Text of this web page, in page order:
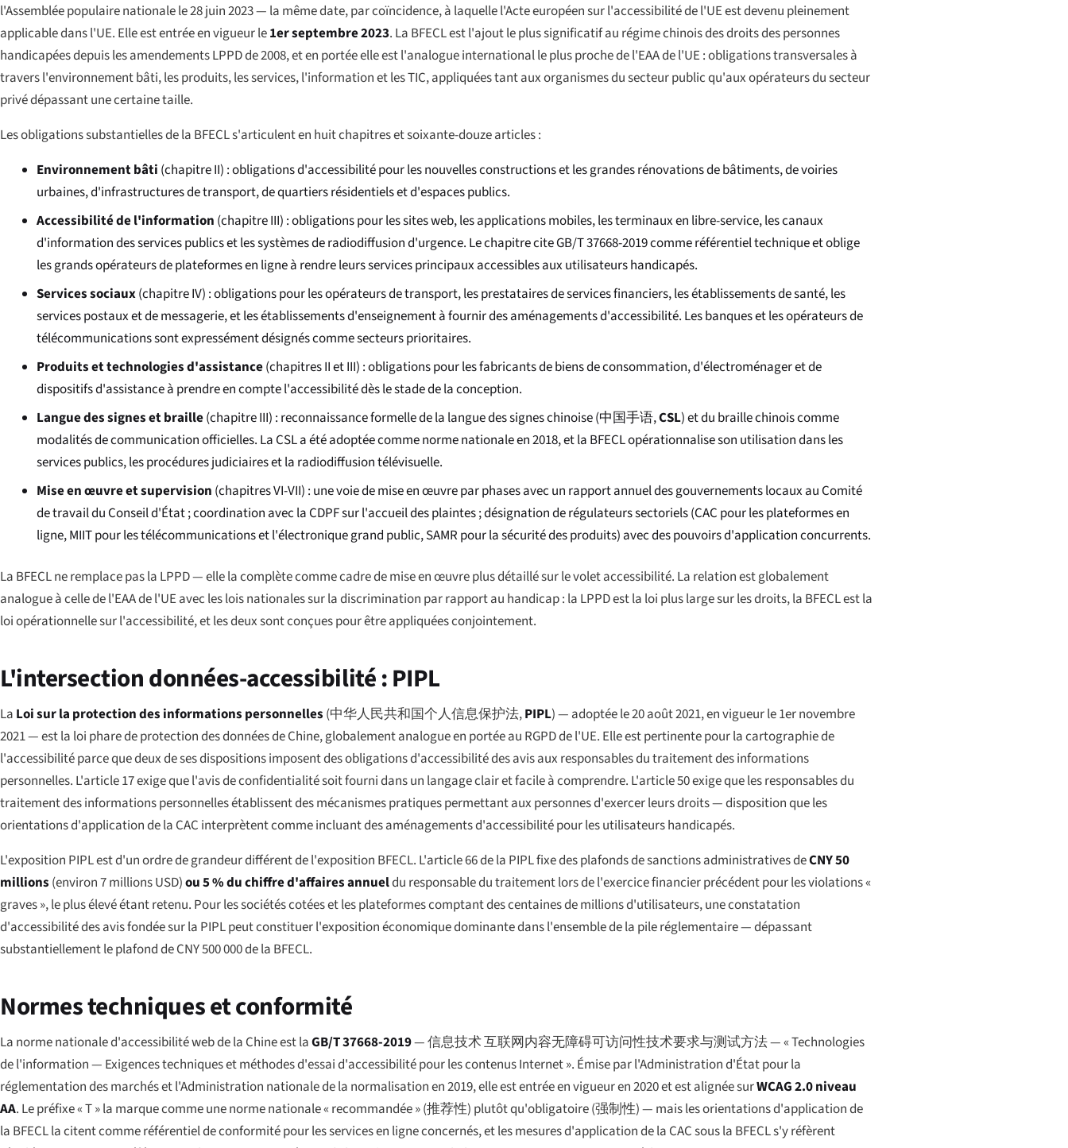
l'Assemblée populaire nationale le 28 juin 2023 — la même date, par coïncidence, à laquelle l'Acte européen sur l'accessibilité de l'UE est devenu pleinement
applicable dans l'UE. Elle est entrée en vigueur le1er septembre 2023. La BFECL est l'ajout le plus significatif au régime chinois des droits des personnes
handicapées depuis les amendements LPPD de 2008, et en portée elle est l'analogue international le plus proche de l'EAA de l'UE : obligations transversales à
travers l'environnement bâti, les produits, les services, l'information et les TIC, appliquées tant aux organismes du secteur public qu'aux opérateurs du secteur
privé dépassant une certaine taille.
Les obligations substantielles de la BFECL s'articulent en huit chapitres et soixante-douze articles :
Environnement bâti (chapitre II) : obligations d'accessibilité pour les nouvelles constructions et les grandes rénovations de bâtiments, de voiries
urbaines, d'infrastructures de transport, de quartiers résidentiels et d'espaces publics.
Accessibilité de l'information (chapitre III) : obligations pour les sites web, les applications mobiles, les terminaux en libre-service, les canaux
d'information des services publics et les systèmes de radiodiffusion d'urgence. Le chapitre cite GB/T 37668-2019 comme référentiel technique et oblige
les grands opérateurs de plateformes en ligne à rendre leurs services principaux accessibles aux utilisateurs handicapés.
Services sociaux(chapitre IV) : obligations pour les opérateurs de transport, les prestataires de services financiers, les établissements de santé, les
services postaux et de messagerie, et les établissements d'enseignement à fournir des aménagements d'accessibilité. Les banques et les opérateurs de
télécommunications sont expressément désignés comme secteurs prioritaires.
Produits et technologies d'assistance(chapitres II et III) : obligations pour les fabricants de biens de consommation, d'électroménager et de
dispositifs d'assistance à prendre en compte l'accessibilité dès le stade de la conception.
Langue des signes et braille(chapitre III) : reconnaissance formelle de la langue des signes chinoise (中国手语,CSL) et du braille chinois comme
modalités de communication officielles. La CSL a été adoptée comme norme nationale en 2018, et la BFECL opérationnalise son utilisation dans les
services publics, les procédures judiciaires et la radiodiffusion télévisuelle.
Mise en œuvre et supervision (chapitres VI-VII) : une voie de mise en œuvre par phases avec un rapport annuel des gouvernements locaux au Comité
de travail du Conseil d'État ; coordination avec la CDPF sur l'accueil des plaintes ; désignation de régulateurs sectoriels (CAC pour les plateformes en
ligne, MIIT pour les télécommunications et l'électronique grand public, SAMR pour la sécurité des produits) avec des pouvoirs d'application concurrents.
La BFECL ne remplace pas la LPPD — elle la complète comme cadre de mise en œuvre plus détaillé sur le volet accessibilité. La relation est globalement
analogue à celle de l'EAA de l'UE avec les lois nationales sur la discrimination par rapport au handicap : la LPPD est la loi plus large sur les droits, la BFECL est la
loi opérationnelle sur l'accessibilité, et les deux sont conçues pour être appliquées conjointement.
L'intersection données-accessibilité : PIPL
La Loi sur la protection des informations personnelles (中华人民共和国个人信息保护法,PIPL) — adoptée le 20 août 2021, en vigueur le 1er novembre
2021 — est la loi phare de protection des données de Chine, globalement analogue en portée au RGPD de l'UE. Elle est pertinente pour la cartographie de
l'accessibilité parce que deux de ses dispositions imposent des obligations d'accessibilité des avis aux responsables du traitement des informations
personnelles. L'article 17 exige que l'avis de confidentialité soit fourni dans un langage clair et facile à comprendre. L'article 50 exige que les responsables du
traitement des informations personnelles établissent des mécanismes pratiques permettant aux personnes d'exercer leurs droits — disposition que les
orientations d'application de la CAC interprètent comme incluant des aménagements d'accessibilité pour les utilisateurs handicapés.
L'exposition PIPL est d'un ordre de grandeur différent de l'exposition BFECL. L'article 66 de la PIPL fixe des plafonds de sanctions administratives deCNY 50
millions (environ 7 millions USD)ou 5 % du chiffre d'affaires annueldu responsable du traitement lors de l'exercice financier précédent pour les violations «
graves », le plus élevé étant retenu. Pour les sociétés cotées et les plateformes comptant des centaines de millions d'utilisateurs, une constatation
d'accessibilité des avis fondée sur la PIPL peut constituer l'exposition économique dominante dans l'ensemble de la pile réglementaire — dépassant
substantiellement le plafond de CNY 500 000 de la BFECL.
Normes techniques et conformité
La norme nationale d'accessibilité web de la Chine est laGB/T 37668-2019—信息技术 互联网内容无障碍可访问性技术要求与测试方法— « Technologies
de l'information — Exigences techniques et méthodes d'essai d'accessibilité pour les contenus Internet ». Émise par l'Administration d'État pour la
réglementation des marchés et l'Administration nationale de la normalisation en 2019, elle est entrée en vigueur en 2020 et est alignée surWCAG 2.0 niveau
AA. Le préfixe « T » la marque comme une norme nationale « recommandée » (推荐性) plutôt qu'obligatoire (强制性) — mais les orientations d'application de
la BFECL la citent comme référentiel de conformité pour les services en ligne concernés, et les mesures d'application de la CAC sous la BFECL s'y réfèrent